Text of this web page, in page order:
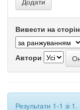
Вивести на
Автори
Результати 1-1 зі 1.